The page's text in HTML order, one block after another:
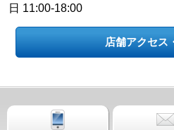
日 11:00-18:00
店舗アクセス